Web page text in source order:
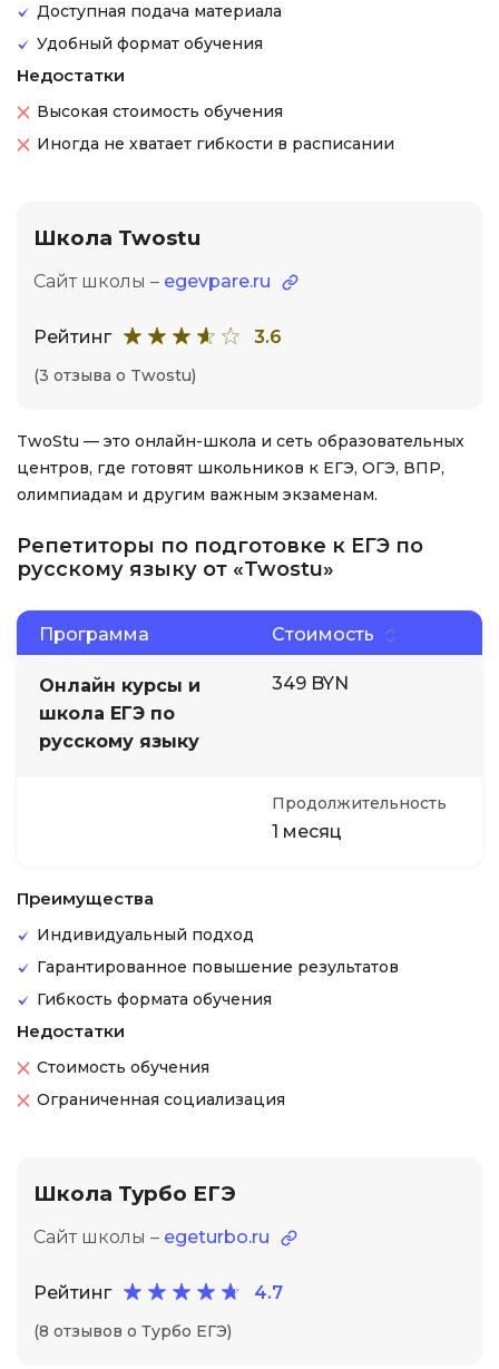
Доступная подача материала
Удобный формат обучения
Недостатки
Высокая стоимость обучения
Иногда не хватает гибкости в расписании
Школа Twostu
Сайт школы – egevpare.ru
Рейтинг 3.6
(3 отзыва о Twostu)
TwoStu — это онлайн-школа и сеть образовательных
центров, где готовят школьников к ЕГЭ, ОГЭ, ВПР,
олимпиадам и другим важным экзаменам.
Репетиторы по подготовке к ЕГЭ по
русскому языку от «Twostu»
Программа Стоимость
Онлайн курсы и
школа ЕГЭ по
русскому языку
349 BYN
Продолжительность
1 месяц
Преимущества
Индивидуальный подход
Гарантированное повышение результатов
Гибкость формата обучения
Недостатки
Стоимость обучения
Ограниченная социализация
Школа Турбо ЕГЭ
Сайт школы – egeturbo.ru
Рейтинг 4.7
(8 отзывов о Турбо ЕГЭ)